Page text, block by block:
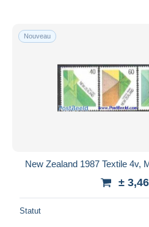
Nouveau
New Zealand 1987 Textile 4v,
±
Statut